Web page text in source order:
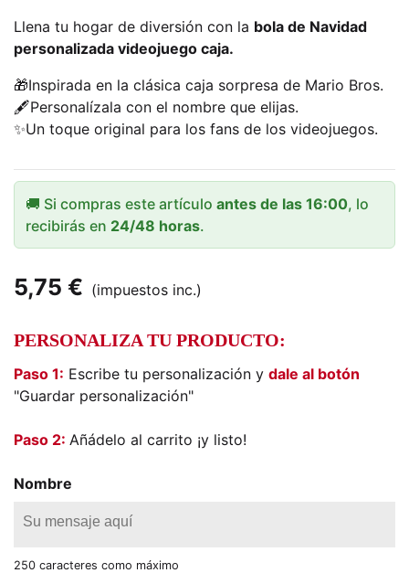
Llena tu hogar de diversión con la bola de Navidad
personalizada videojuego caja.
🎁Inspirada en la clásica caja sorpresa de Mario Bros.
🖋️Personalízala con el nombre que elijas.
✨Un toque original para los fans de los videojuegos.
🚚 Si compras este artículo antes de las 16:00, lo
recibirás en 24/48 horas.
5,75 € (impuestos inc.)
PERSONALIZA TU PRODUCTO:
Paso 1: Escribe tu personalización y dale al botón
"Guardar personalización"
Paso 2: Añádelo al carrito ¡y listo!
Nombre
250 caracteres como máximo